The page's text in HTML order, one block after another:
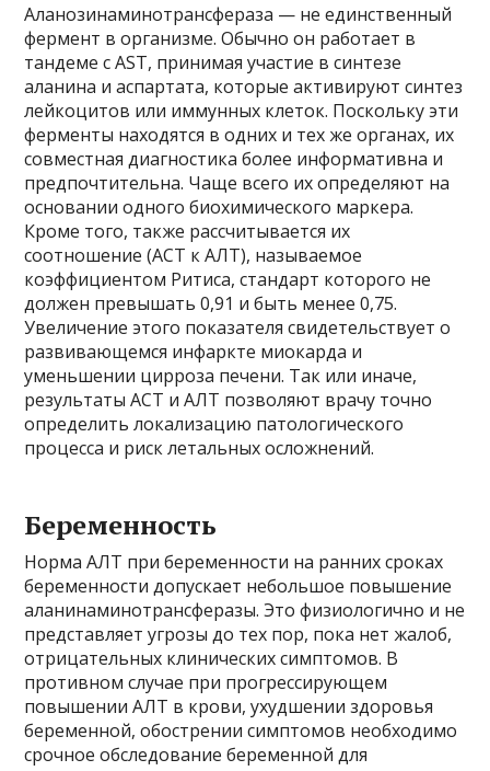
Аланозинаминотрансфераза — не единственный
фермент в организме. Обычно он работает в
тандеме с AST, принимая участие в синтезе
аланина и аспартата, которые активируют синтез
лейкоцитов или иммунных клеток. Поскольку эти
ферменты находятся в одних и тех же органах, их
совместная диагностика более информативна и
предпочтительна. Чаще всего их определяют на
основании одного биохимического маркера.
Кроме того, также рассчитывается их
соотношение (АСТ к АЛТ), называемое
коэффициентом Ритиса, стандарт которого не
должен превышать 0,91 и быть менее 0,75.
Увеличение этого показателя свидетельствует о
развивающемся инфаркте миокарда и
уменьшении цирроза печени. Так или иначе,
результаты АСТ и АЛТ позволяют врачу точно
определить локализацию патологического
процесса и риск летальных осложнений.
Беременность
Норма АЛТ при беременности на ранних сроках
беременности допускает небольшое повышение
аланинаминотрансферазы. Это физиологично и не
представляет угрозы до тех пор, пока нет жалоб,
отрицательных клинических симптомов. В
противном случае при прогрессирующем
повышении АЛТ в крови, ухудшении здоровья
беременной, обострении симптомов необходимо
срочное обследование беременной для